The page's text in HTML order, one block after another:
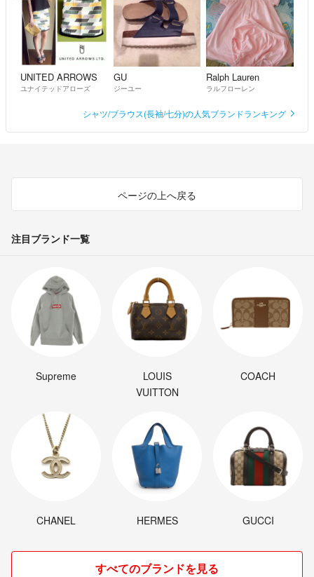
UNITED ARROWS
ユナイテッドアローズ
GU
ジーユー
Ralph Lauren
ラルフローレン
シャツ/ブラウス(長袖/七分)の人気ブランドランキング
ページの上へ戻る
注目ブランド一覧
Supreme
LOUIS
VUITTON
COACH
CHANEL HERMES GUCCI
すべてのブランドを見る